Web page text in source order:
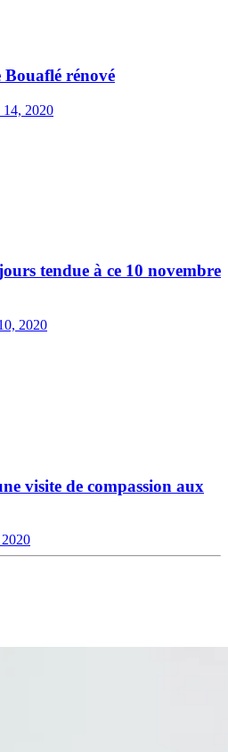
Bouaflé rénové
14, 2020
tendue à ce 10 novembre
2020
visite de compassion aux